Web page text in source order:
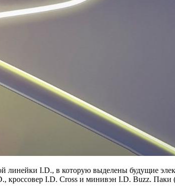
линейки I.D., в которую выделены будущие
кроссовер I.D. Cross и минивэн I.D. Buzz.